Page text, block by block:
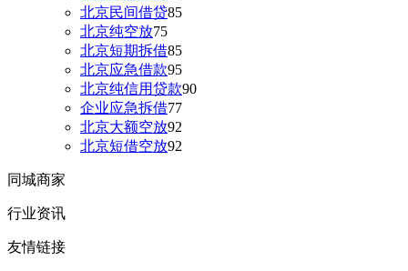
北京民间借贷85
北京纯空放75
北京短期拆借85
北京应急借款95
北京纯信用贷款90
企业应急拆借77
北京大额空放92
北京短借空放92
同城商家
行业资讯
友情链接